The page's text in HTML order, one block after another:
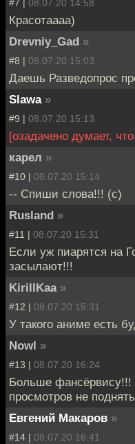
#7 | 08.07.20 14:58
Красотаааа)
Drevniy_Gad »
#8 | 08.07.20 15:03
Даешь Разведопрос
Slawa »
#9 | 08.07.20 15:13
[озадачено думает,
карел »
#10 | 08.07.20 15:14
-- Спиши слова!!! (с)
Rusland »
#11 | 08.07.20 15:31
Если уж пиарятся на
засылают!!!
KirillKaa »
#12 | 08.07.20 15:31
У такого аниме есть
Nowl »
#13 | 08.07.20 16:24
Больше фансёрвису!!!
просмотров не
Евгений Макаров »
#14 | 08.07.20 16:41